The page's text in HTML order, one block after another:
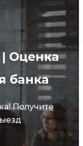
Оценка
банка
Получите